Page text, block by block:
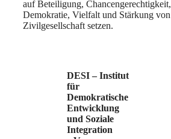
auf Beteiligung, Chancengerechtigkeit,
Demokratie, Vielfalt und Stärkung von
Zivilgesellschaft setzen.
DESI – Institut
für
Demokratische
Entwicklung
und Soziale
Integration